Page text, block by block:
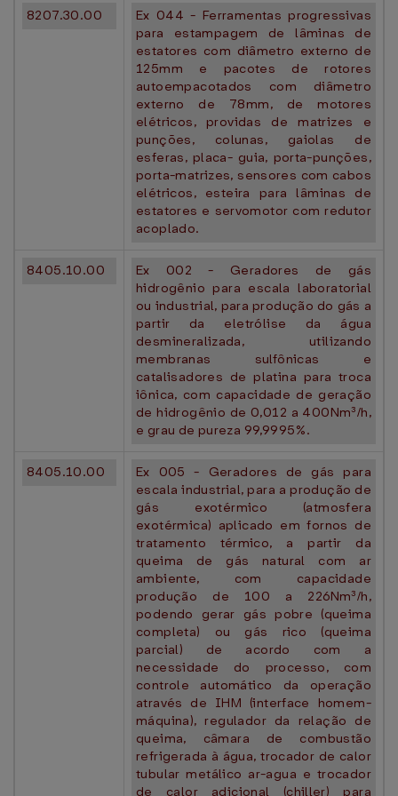
8207.30.00
Ex 044 - Ferramentas progressivas
para estampagem de lâminas de
estatores com diâmetro externo de
125mm e pacotes de rotores
autoempacotados com diâmetro
externo de 78mm, de motores
elétricos, providas de matrizes e
punções, colunas, gaiolas de
esferas, placa- guia, porta-punções,
porta-matrizes, sensores com cabos
elétricos, esteira para lâminas de
estatores e servomotor com redutor
acoplado.
8405.10.00
Ex 002 - Geradores de gás
hidrogênio para escala laboratorial
ou industrial, para produção do gás a
partir da eletrólise da água
desmineralizada, utilizando
membranas sulfônicas e
catalisadores de platina para troca
iônica, com capacidade de geração
de hidrogênio de 0,012 a 400Nm³/h,
e grau de pureza 99,9995%.
8405.10.00
Ex 005 - Geradores de gás para
escala industrial, para a produção de
gás exotérmico (atmosfera
exotérmica) aplicado em fornos de
tratamento térmico, a partir da
queima de gás natural com ar
ambiente, com capacidade
produção de 100 a 226Nm³/h,
podendo gerar gás pobre (queima
completa) ou gás rico (queima
parcial) de acordo com a
necessidade do processo, com
controle automático da operação
através de IHM (interface homem-
máquina), regulador da relação de
queima, câmara de combustão
refrigerada à água, trocador de calor
tubular metálico ar-agua e trocador
de calor adicional (chiller) para